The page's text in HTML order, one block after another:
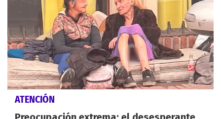
ATENCIÓN